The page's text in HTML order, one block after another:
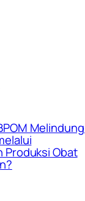
Produksi Obat